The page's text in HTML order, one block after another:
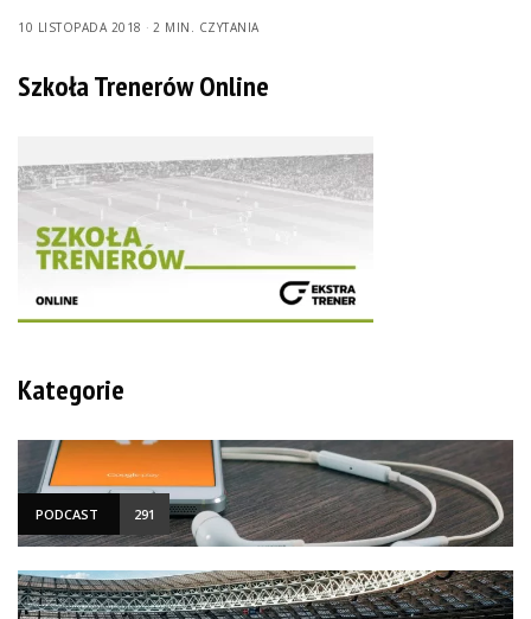
10 LISTOPADA 2018 2 MIN. CZYTANIA
Szkoła Trenerów Online
Kategorie
PODCAST 291